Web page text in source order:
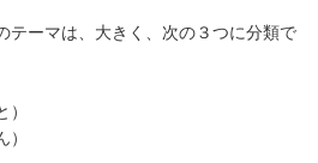
ーマは、大きく、次の３つに分類で